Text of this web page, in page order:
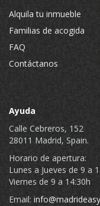
Alquila tu inmueble
Familias de acogida
FAQ
Contáctanos
Ayuda
Calle Cebreros, 152
28011 Madrid, Spain.
Horario de apertura:
Lunes a Jueves de 9 a
Viernes de 9 a 14:30h
Email: